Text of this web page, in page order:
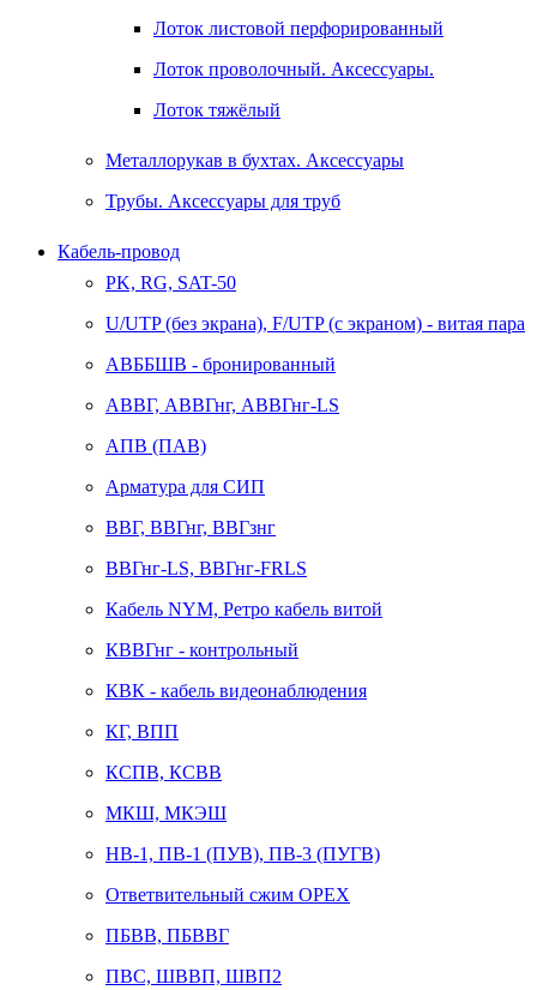
Лоток листовой перфорированный
Лоток проволочный. Аксессуары.
Лоток тяжёлый
Металлорукав в бухтах. Аксессуары
Трубы. Аксессуары для труб
Кабель-провод
PK, RG, SAT-50
U/UTP (без экрана), F/UTP (с экраном) - витая пара
АВББШВ - бронированный
АВВГ, АВВГнг, АВВГнг-LS
АПВ (ПАВ)
Арматура для СИП
ВВГ, ВВГнг, ВВГзнг
ВВГнг-LS, ВВГнг-FRLS
Кабель NYM, Ретро кабель витой
КВВГнг - контрольный
КВК - кабель видеонаблюдения
КГ, ВПП
КСПВ, КСВВ
МКШ, МКЭШ
НВ-1, ПВ-1 (ПУВ), ПВ-3 (ПУГВ)
Ответвительный сжим ОРЕХ
ПБВВ, ПБВВГ
ПВС, ШВВП, ШВП2